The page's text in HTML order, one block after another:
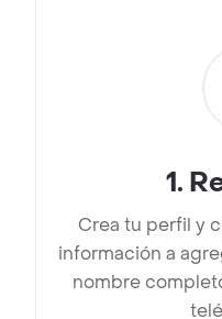
1.
Crea tu perfil y
información a
nombre